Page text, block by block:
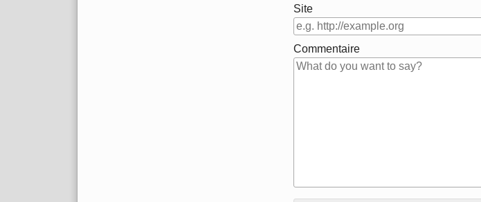
Site
Commentaire